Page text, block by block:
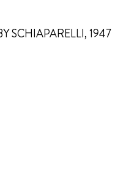
SCHIAPARELLI, 1947